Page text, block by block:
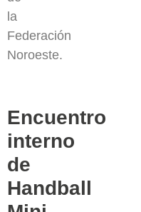
la
Federación
Noroeste.
Encuentro
interno
de
Handball